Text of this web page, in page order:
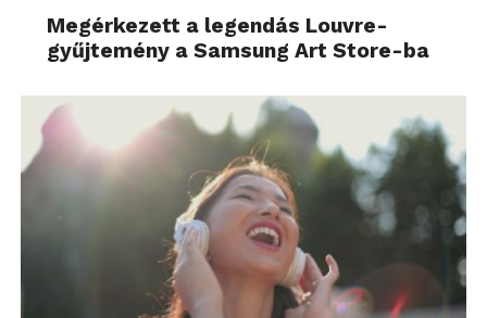
Megérkezett a legendás Louvre-
gyűjtemény a Samsung Art Store-ba